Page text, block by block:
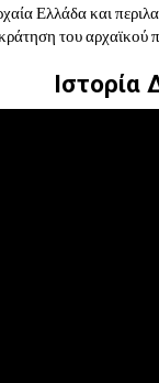
Ελλάδα και
του αρχαϊκού
Ιστορία